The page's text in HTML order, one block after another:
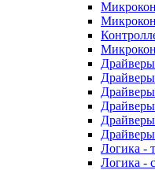
Логика -
Логика -